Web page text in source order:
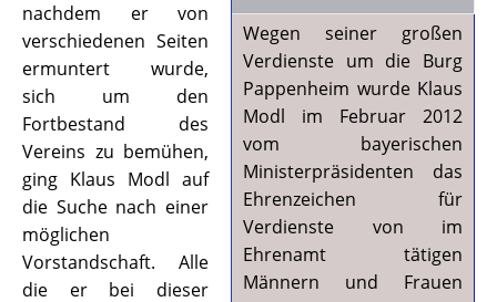
Wegen seiner großen
Verdienste um die Burg
Pappenheim wurde Klaus
Modl im Februar 2012
vom bayerischen
Ministerpräsidenten das
Ehrenzeichen für
Verdienste von im
Ehrenamt tätigen
Männern und Frauen
nachdem er von
verschiedenen Seiten
ermuntert wurde,
sich um den
Fortbestand des
Vereins zu bemühen,
ging Klaus Modl auf
die Suche nach einer
möglichen
Vorstandschaft. Alle
die er bei dieser